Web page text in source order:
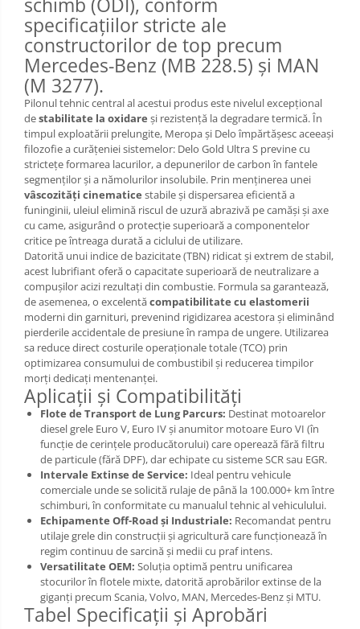
specificațiilor stricte ale
constructorilor de top precum
Mercedes-Benz (MB 228.5) și MAN
(M 3277).
Pilonul tehnic central al acestui produs este nivelul excepțional
destabilitate la oxidare și rezistență la degradare termică. În
timpul exploatării prelungite, Meropa și Delo împărtășesc aceeași
filozofie a curățeniei sistemelor: Delo Gold Ultra S previne cu
strictețe formarea lacurilor, a depunerilor de carbon în fantele
segmenților și a nămolurilor insolubile. Prin menținerea unei
vâscozități cinematice stabile și dispersarea eficientă a
funinginii, uleiul elimină riscul de uzură abrazivă pe camăși și axe
cu came, asigurând o protecție superioară a componentelor
critice pe întreaga durată a ciclului de utilizare.
Datorită unui indice de bazicitate (TBN) ridicat și extrem de stabil,
acest lubrifiant oferă o capacitate superioară de neutralizare a
compușilor acizi rezultați din combustie. Formula sa garantează,
de asemenea, o excelentăcompatibilitate cu elastomerii
moderni din garnituri, prevenind rigidizarea acestora și eliminând
pierderile accidentale de presiune în rampa de ungere. Utilizarea
sa reduce direct costurile operaționale totale (TCO) prin
optimizarea consumului de combustibil și reducerea timpilor
morți dedicați mentenanței.
Aplicații și Compatibilități
Flote de Transport de Lung Parcurs: Destinat motoarelor
diesel grele Euro V, Euro IV și anumitor motoare Euro VI (în
funcție de cerințele producătorului) care operează fără filtru
de particule (fără DPF), dar echipate cu sisteme SCR sau EGR.
Intervale Extinse de Service: Ideal pentru vehicule
comerciale unde se solicită rulaje de până la 100.000+ km între
schimburi, în conformitate cu manualul tehnic al vehiculului.
Echipamente Off-Road și Industriale: Recomandat pentru
utilaje grele din construcții și agricultură care funcționează în
regim continuu de sarcină și medii cu praf intens.
Versatilitate OEM: Soluția optimă pentru unificarea
stocurilor în flotele mixte, datorită aprobărilor extinse de la
giganți precum Scania, Volvo, MAN, Mercedes-Benz și MTU.
Tabel Specificații și Aprobări